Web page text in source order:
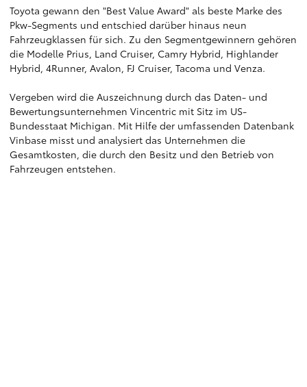
Toyota gewann den "Best Value Award" als beste Marke des
Pkw-Segments und entschied darüber hinaus neun
Fahrzeugklassen für sich. Zu den Segmentgewinnern gehören
die Modelle Prius, Land Cruiser, Camry Hybrid, Highlander
Hybrid, 4Runner, Avalon, FJ Cruiser, Tacoma und Venza.
Vergeben wird die Auszeichnung durch das Daten- und
Bewertungsunternehmen Vincentric mit Sitz im US-
Bundesstaat Michigan. Mit Hilfe der umfassenden Datenbank
Vinbase misst und analysiert das Unternehmen die
Gesamtkosten, die durch den Besitz und den Betrieb von
Fahrzeugen entstehen.